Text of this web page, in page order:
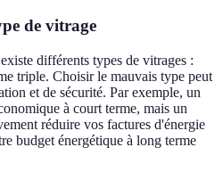
de vitrage
différents types de vitrages :
triple. Choisir le mauvais type peut
et de sécurité. Par exemple, un
à court terme, mais un
réduire vos factures d'énergie
budget énergétique à long terme